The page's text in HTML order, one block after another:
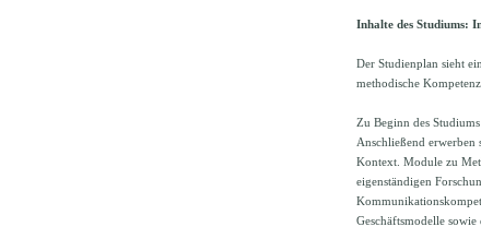
Inhalte des Studiums:
Der Studienplan sieht
methodische
Zu Beginn des
Anschließend
Kontext. Module zu
eigenständigen
Geschäftsmodelle